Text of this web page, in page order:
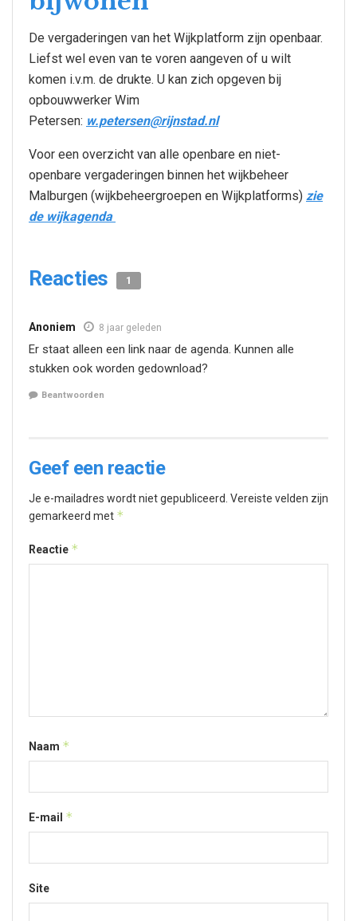
De vergaderingen van het Wijkplatform zijn openbaar.
Liefst wel even van te voren aangeven of u wilt
komen i.v.m. de drukte. U kan zich opgeven bij
opbouwwerker Wim
Petersen: w.petersen@rijnstad.nl
Voor een overzicht van alle openbare en niet-
openbare vergaderingen binnen het wijkbeheer
Malburgen (wijkbeheergroepen en Wijkplatforms) zie
de wijkagenda
Reacties 1
Anoniem 8 jaar geleden
Er staat alleen een link naar de agenda. Kunnen alle
stukken ook worden gedownload?
Beantwoorden
Geef een reactie
Je e-mailadres wordt niet gepubliceerd. Vereiste velden zijn
gemarkeerd met *
Reactie *
Naam *
E-mail *
Site